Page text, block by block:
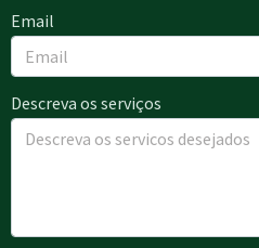
Email
Descreva os serviços